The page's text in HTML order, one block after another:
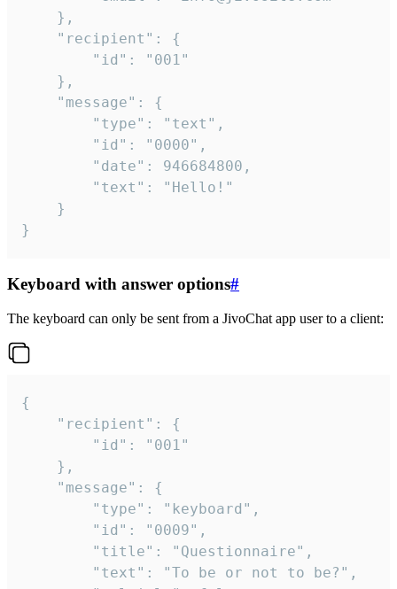
}
Keyboard with answer options#
The keyboard can only be sent from a JivoChat app user to a client:
{